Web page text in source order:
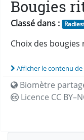
Bougies
Classé dans :
Choix des
Afficher le contenu de
Biomètre
Licence CC